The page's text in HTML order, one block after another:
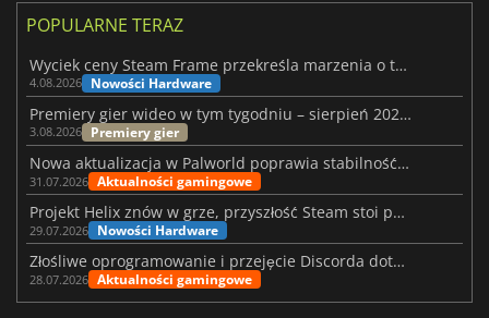
POPULARNE TERAZ
Wyciek ceny Steam Frame przekreśla marzenia o tanim zestawie VR
4.08.2026 Nowości Hardware
Premiery gier wideo w tym tygodniu – sierpień 2026 r. (32. tydzień)
3.08.2026 Premiery gier
Nowa aktualizacja w Palworld poprawia stabilność Sunreach i walk z bossami
31.07.2026 Aktualności gamingowe
Projekt Helix znów w grze, przyszłość Steam stoi pod znakiem zapytania
29.07.2026 Nowości Hardware
Złośliwe oprogramowanie i przejęcie Discorda dotknęły Meccha Chameleon
28.07.2026 Aktualności gamingowe